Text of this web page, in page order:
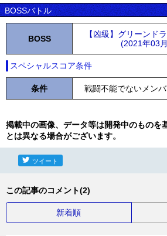
BOSSバトル
BOSS
【凶級】グリーンド
(2021年03
スペシャルスコア条件
条件 戦闘不能でないメン
掲載中の画像、データ等は開発中のものを
とは異なる場合がございます。
ツイート
この記事のコメント(2)
新着順